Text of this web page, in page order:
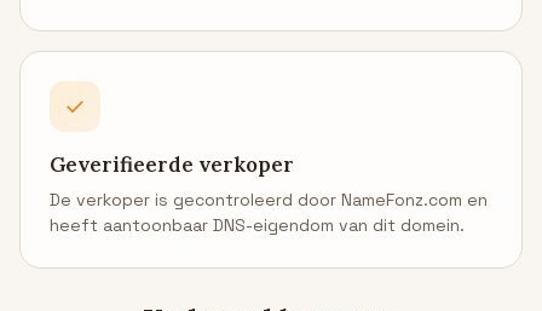
✓
Geverifieerde verkoper
De verkoper is gecontroleerd door NameFonz.com en
heeft aantoonbaar DNS-eigendom van dit domein.